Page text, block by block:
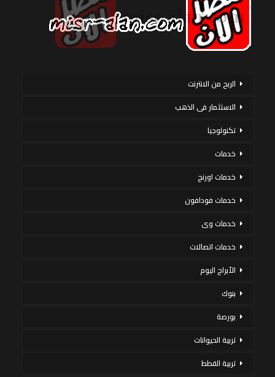
الربح من الانترنت
الاستثمار فى الذهب
تكنولوجيا
خدمات
خدمات اورنج
خدمات فودافون
خدمات وى
خدمات اتصالات
الأبراج اليوم
بنوك
بورصة
تربية الحيوانات
تربية القطط